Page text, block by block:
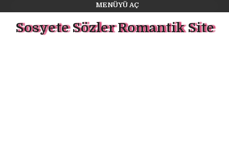
MENÜYÜ AÇ
Sosyete Sözler Romantik Site